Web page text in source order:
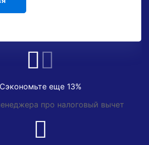
Сэкономьте еще 13%
про налоговый вычет